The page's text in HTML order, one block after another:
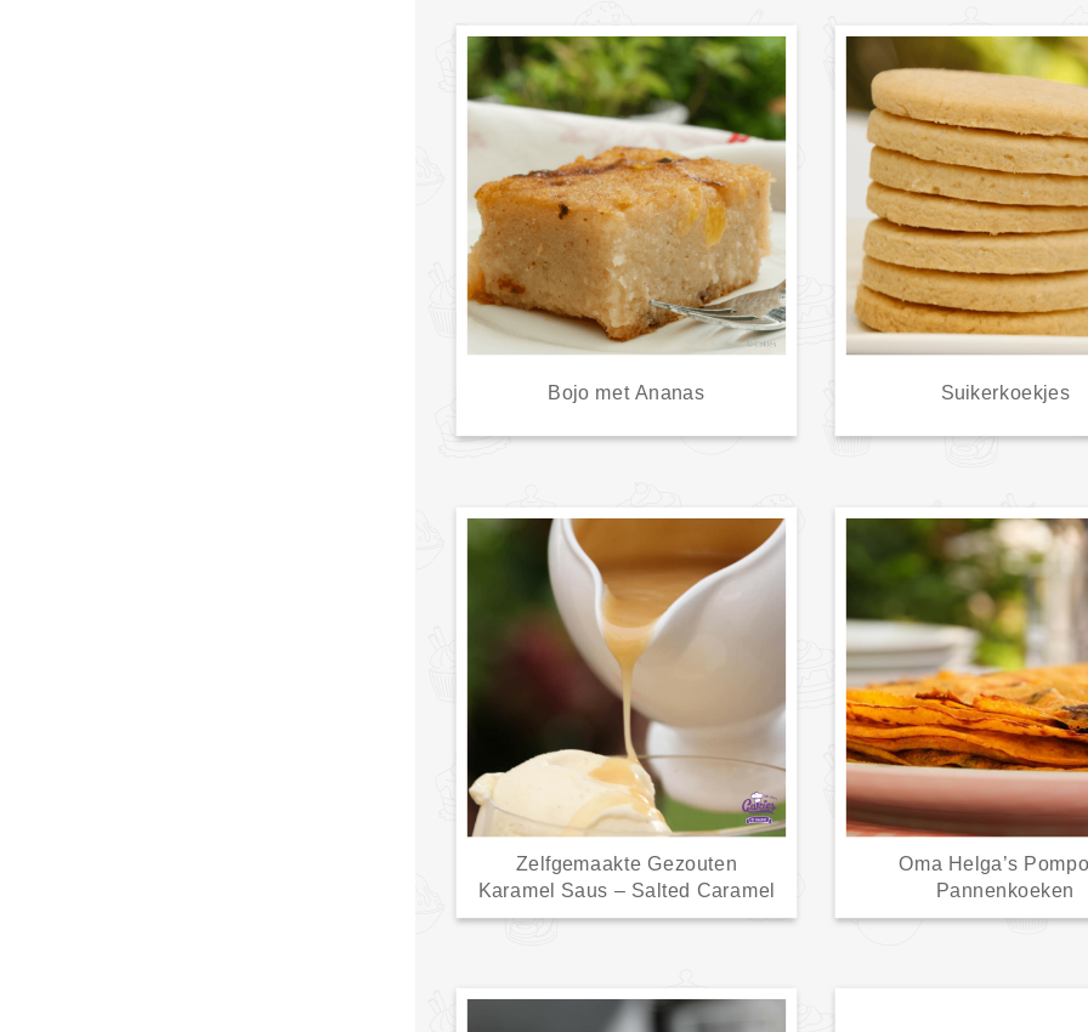
Bojo met Ananas Suikerkoekjes
Zelfgemaakte Gezouten
Karamel Saus – Salted Caramel
Oma Helga’s
Pannenkoeken